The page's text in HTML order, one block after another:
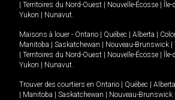
Territoires du Nord-Ouest Nouvelle-Écosse
Yukon
Nunavut.
Maisons à louer - Ontario Québec Alberta
Manitoba
Saskatchewan Nouveau-Brunswick
Territoires du Nord-Ouest Nouvelle-Écosse
Yukon
Nunavut.
Trouver des courtiers en Ontario Québec Alberta
Manitoba Saskatchewan Nouveau-Brunswick